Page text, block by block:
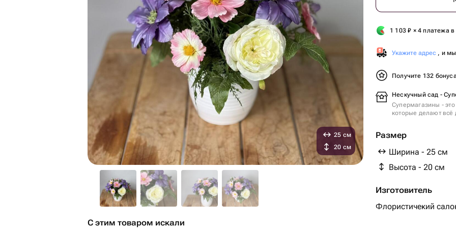
1 103₽ × 4 платежа
Укажите адрес , и мы
Получите 132
Нескучный сад -
Супермагазины -
которые делают всё
Размер
Ширина - 25 см
Высота - 20 см
Изготовитель
Флористичекий
25 см
20 см
С этим товаром искали